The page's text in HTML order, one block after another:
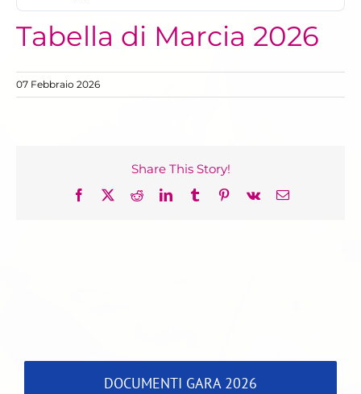
Tabella di Marcia 2026
07 Febbraio 2026
Share This Story!
Facebook
X RedditLinkedInTumblrPinterest
Vk Email
DOCUMENTI GARA 2026